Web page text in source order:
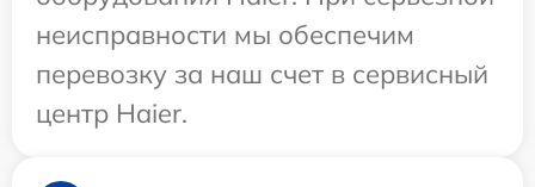
неисправности мы обеспечим
перевозку за наш счет в сервисный
центр Haier.